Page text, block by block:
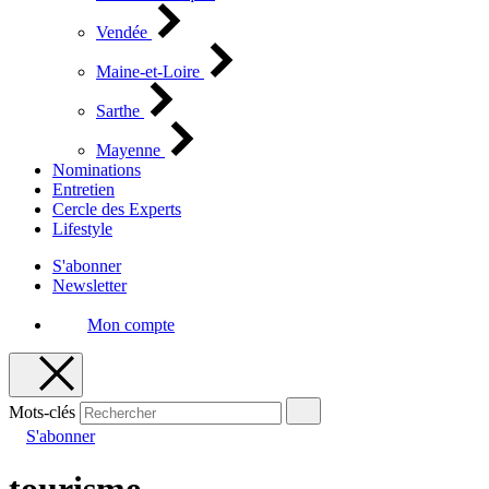
Vendée
Maine-et-Loire
Sarthe
Mayenne
Nominations
Entretien
Cercle des Experts
Lifestyle
S'abonner
Newsletter
Mon compte
Mots-clés
S'abonner